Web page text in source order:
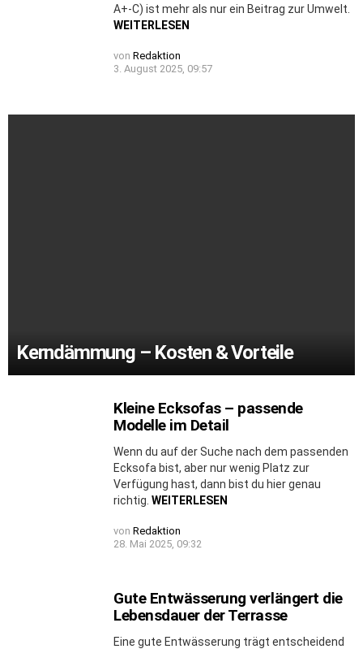
A+-C) ist mehr als nur ein Beitrag zur Umwelt.
WEITERLESEN
von Redaktion
3. August 2025, 09:57
Kerndämmung – Kosten & Vorteile
Kleine Ecksofas – passende
Modelle im Detail
Wenn du auf der Suche nach dem passenden
Ecksofa bist, aber nur wenig Platz zur
Verfügung hast, dann bist du hier genau
richtig. WEITERLESEN
von Redaktion
28. Mai 2025, 09:32
Gute Entwässerung verlängert die
Lebensdauer der Terrasse
Eine gute Entwässerung trägt entscheidend